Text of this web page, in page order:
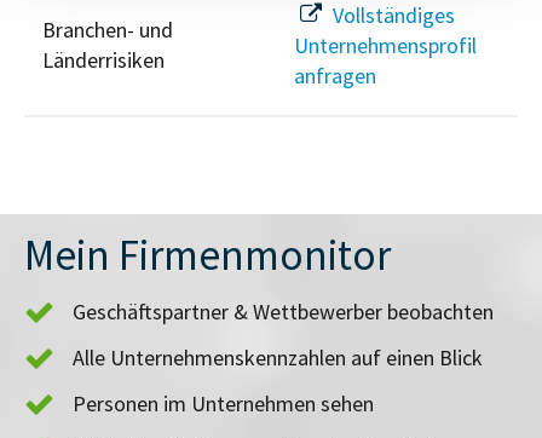
Branchen- und
Länderrisiken
Vollständiges
Unternehmensprofil
anfragen
Mein Firmenmonitor
Geschäftspartner & Wettbewerber beobachten
Alle Unternehmenskennzahlen auf einen Blick
Personen im Unternehmen sehen